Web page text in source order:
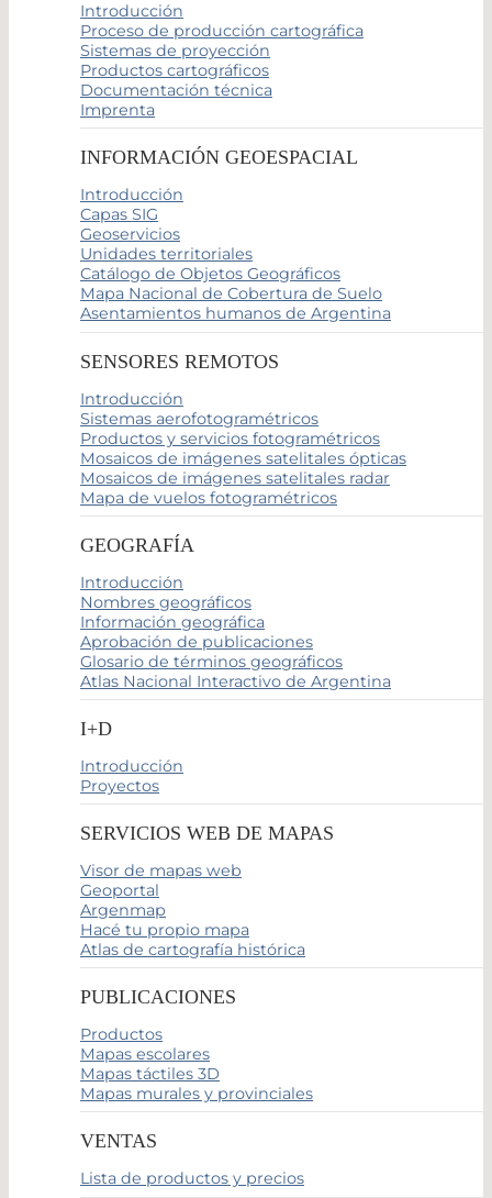
Introducción
Proceso de producción cartográfica
Sistemas de proyección
Productos cartográficos
Documentación técnica
Imprenta
INFORMACIÓN GEOESPACIAL
Introducción
Capas SIG
Geoservicios
Unidades territoriales
Catálogo de Objetos Geográficos
Mapa Nacional de Cobertura de Suelo
Asentamientos humanos de Argentina
SENSORES REMOTOS
Introducción
Sistemas aerofotogramétricos
Productos y servicios fotogramétricos
Mosaicos de imágenes satelitales ópticas
Mosaicos de imágenes satelitales radar
Mapa de vuelos fotogramétricos
GEOGRAFÍA
Introducción
Nombres geográficos
Información geográfica
Aprobación de publicaciones
Glosario de términos geográficos
Atlas Nacional Interactivo de Argentina
I+D
Introducción
Proyectos
SERVICIOS WEB DE MAPAS
Visor de mapas web
Geoportal
Argenmap
Hacé tu propio mapa
Atlas de cartografía histórica
PUBLICACIONES
Productos
Mapas escolares
Mapas táctiles 3D
Mapas murales y provinciales
VENTAS
Lista de productos y precios